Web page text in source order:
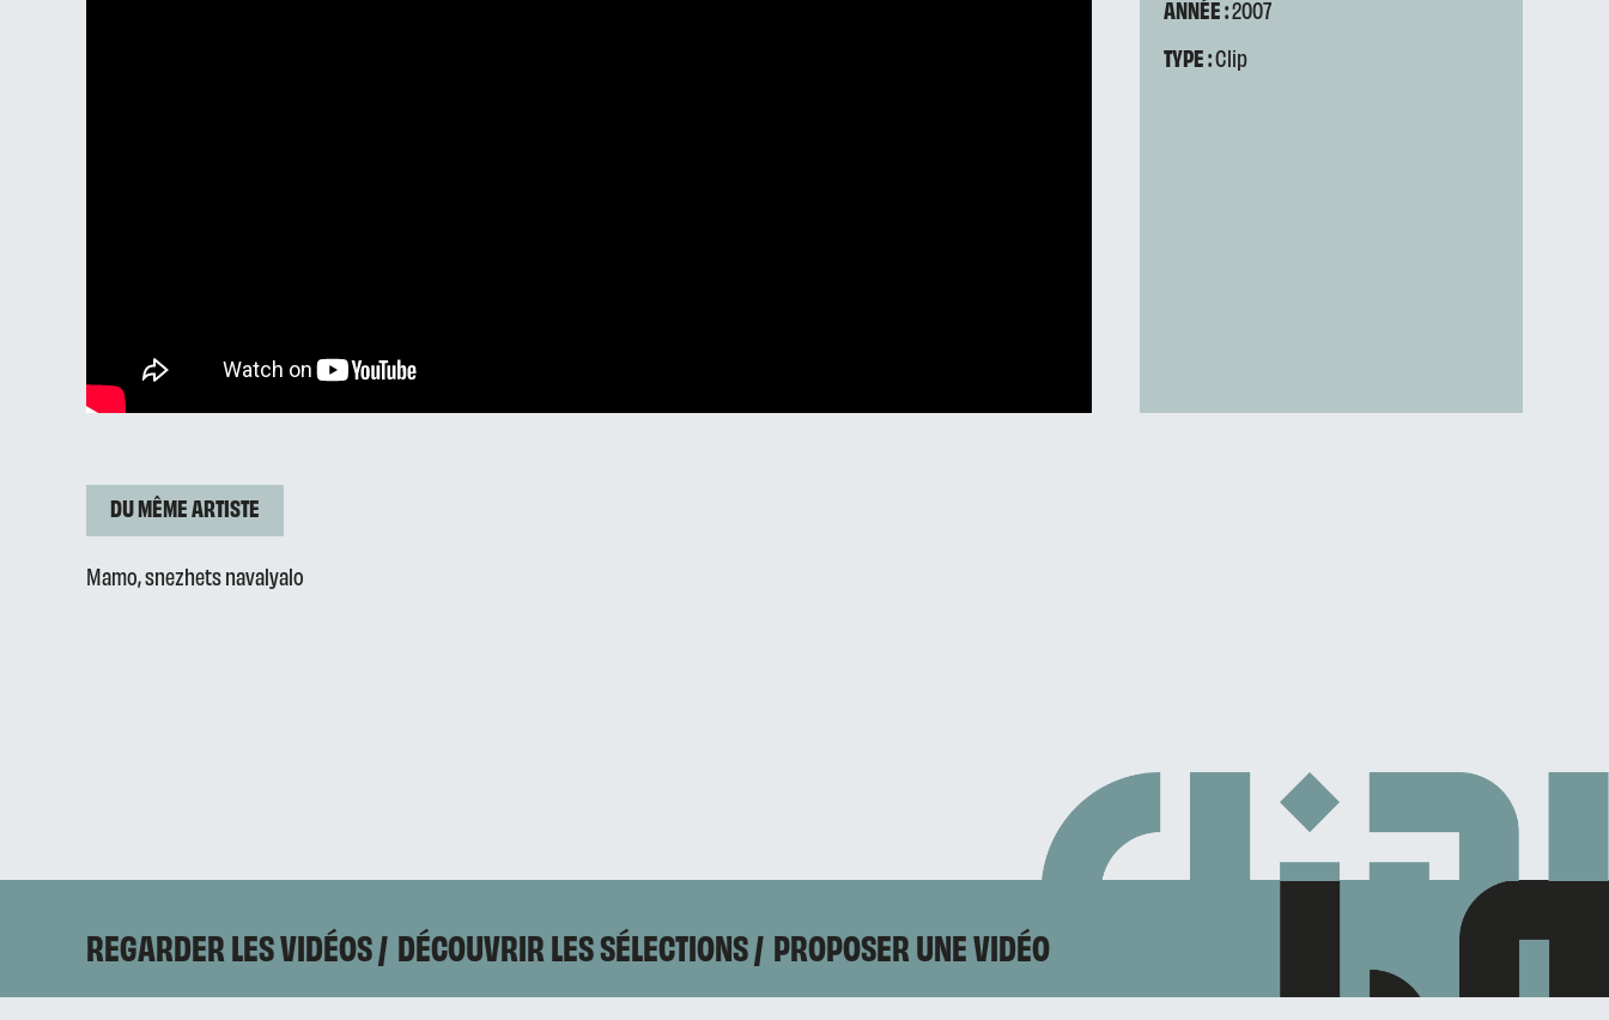
ANNÉE :2007
TYPE :Clip
DU MÊME ARTISTE
Mamo, snezhets navalyalo
REGARDER LES VIDÉOS DÉCOUVRIR LES SÉLECTIONS PROPOSER UNE VIDÉO